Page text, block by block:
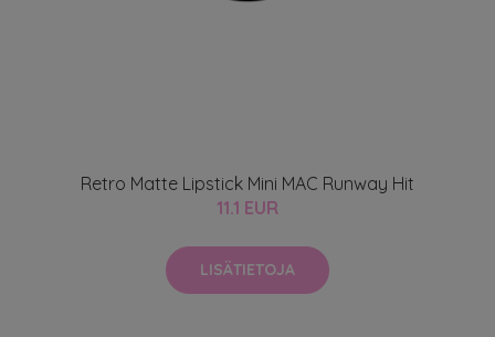
Retro Matte Lipstick Mini MAC Runway Hit
11.1 EUR
LISÄTIETOJA